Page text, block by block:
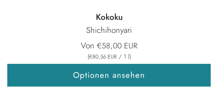
Kokoku
Shichihonyari
Von €58,00 EUR
(€80,56 EUR / 1 l)
Optionen ansehen